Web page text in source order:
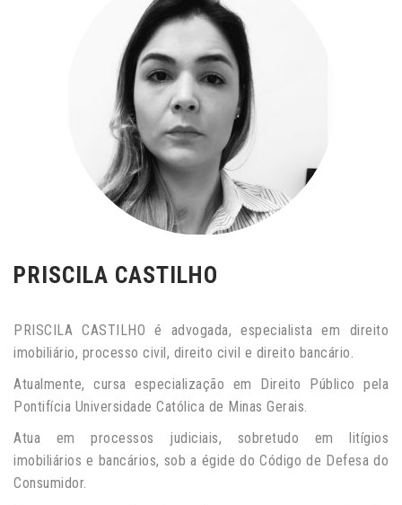
PRISCILA CASTILHO
PRISCILA CASTILHO é advogada, especialista em direito
imobiliário, processo civil, direito civil e direito bancário.
Atualmente, cursa especialização em Direito Público pela
Pontifícia Universidade Católica de Minas Gerais.
Atua em processos judiciais, sobretudo em litígios
imobiliários e bancários, sob a égide do Código de Defesa do
Consumidor.